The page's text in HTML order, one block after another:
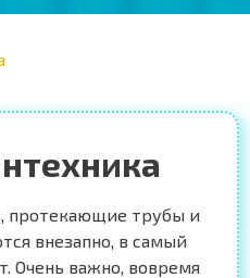
протекающие трубы и
внезапно, в самый
Очень важно, вовремя